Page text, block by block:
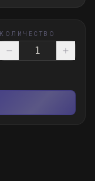
КОЛИЧЕСТВО